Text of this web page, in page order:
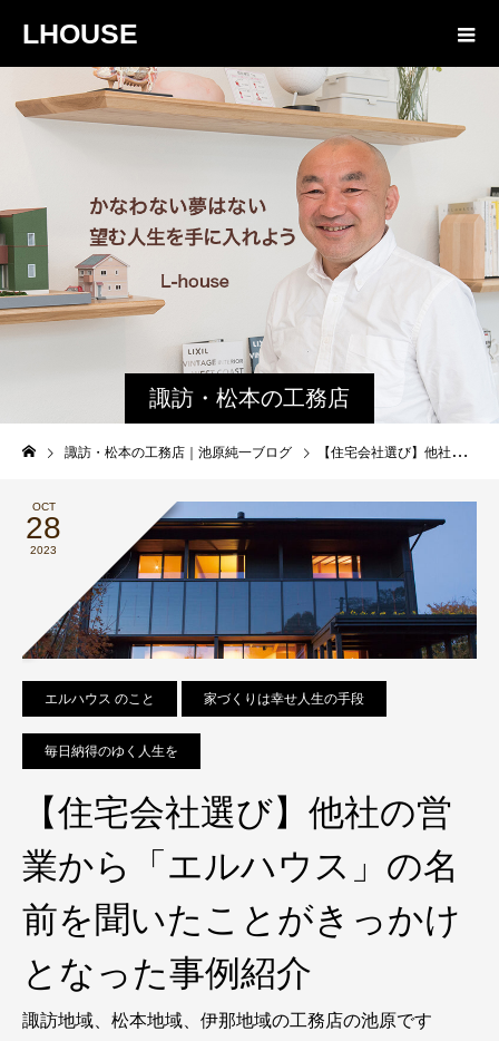
LHOUSE
諏訪・松本の工務店
の社長ブログ｜家族
物語８４３
諏訪・松本の工務店｜池原純一ブログ 【住宅会社選び】他社の営業から「エルハウス」の名前を聞いたことがきっかけとなった事例紹介
OCT
28
2023
エルハウス のこと 家づくりは幸せ人生の手段
毎日納得のゆく人生を
【住宅会社選び】他社の営
業から「エルハウス」の名
前を聞いたことがきっかけ
となった事例紹介
諏訪地域、松本地域、伊那地域の工務店の池原です